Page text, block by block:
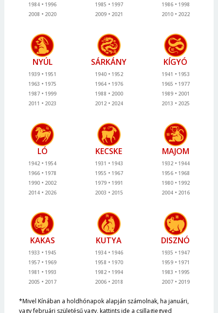
1984
1996
2008
2020
1985
1997
2009
2021
1986
1998
2010
2022
NYÚL
1939
1951
1963
1975
1987
1999
2011
2023
SÁRKÁNY
1940
1952
1964
1976
1988
2000
2012
2024
KÍGYÓ
1941
1953
1965
1977
1989
2001
2013
2025
LÓ
1942
1954
1966
1978
1990
2002
2014
2026
KECSKE
1931
1943
1955
1967
1979
1991
2003
2015
MAJOM
1932
1944
1956
1968
1980
1992
2004
2016
KAKAS
1933
1945
1957
1969
1981
1993
2005
2017
KUTYA
1934
1946
1958
1970
1982
1994
2006
2018
DISZNÓ
1935
1947
1959
1971
1983
1995
2007
2019
*Mivel Kínában a holdhónapok alapján számolnak, ha januári,
vagy februári születésű vagy, kattints ide a csillagjegyed